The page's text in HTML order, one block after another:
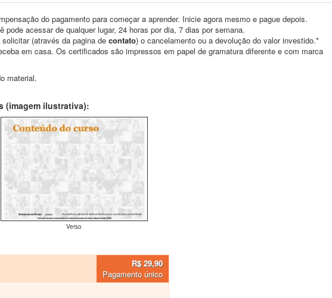
do pagamento para começar a aprender. Inicie agora mesmo e pague depois.
acessar de qualquer lugar, 24 horas por dia, 7 dias por semana.
(através da pagina de contato) o cancelamento ou a devolução do valor investido.*
em casa. Os certificados são impressos em papel de gramatura diferente e com marca
material.
(imagem ilustrativa):
Verso
R$ 29,90
Pagamento único